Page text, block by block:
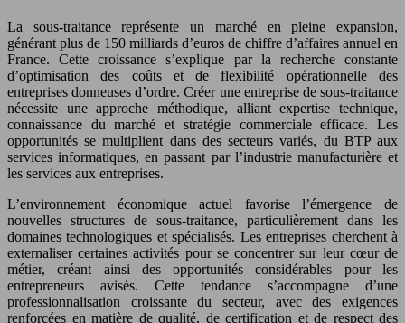
La sous-traitance représente un marché en pleine expansion,
générant plus de 150 milliards d’euros de chiffre d’affaires annuel en
France. Cette croissance s’explique par la recherche constante
d’optimisation des coûts et de flexibilité opérationnelle des
entreprises donneuses d’ordre. Créer une entreprise de sous-traitance
nécessite une approche méthodique, alliant expertise technique,
connaissance du marché et stratégie commerciale efficace. Les
opportunités se multiplient dans des secteurs variés, du BTP aux
services informatiques, en passant par l’industrie manufacturière et
les services aux entreprises.
L’environnement économique actuel favorise l’émergence de
nouvelles structures de sous-traitance, particulièrement dans les
domaines technologiques et spécialisés. Les entreprises cherchent à
externaliser certaines activités pour se concentrer sur leur cœur de
métier, créant ainsi des opportunités considérables pour les
entrepreneurs avisés. Cette tendance s’accompagne d’une
professionnalisation croissante du secteur, avec des exigences
renforcées en matière de qualité, de certification et de respect des